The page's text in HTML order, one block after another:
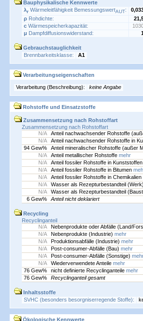
Bauphysikalische Kennwerte
λr Wärmeleitfähigkeit BemessungswertAUT:
ρ Rohdichte:
c Wärmespeicherkapazität:
μ Dampfdiffusionswiderstand:
Gebrauchstauglichkeit
Brennbarkeitsklasse:
A1
Verarbeitungseigenschaften
Verarbeitung (Beschreibung): keine Angabe
Rohstoffe und Einsatzstoffe
Zusammensetzung nach Rohstoffart
Zusammensetzung nach Rohstoffart
N/A
Anteil nachwachsender Rohstoffe
N/A
Anteil nachwachsender Rohstoffe in
94 Gew%
Anteil mineralischer Rohstoffe (außer
N/A
Anteil metallischer Rohstoffe mehr
N/A
Anteil fossiler Rohstoffe in Kunststoffen
N/A
Anteil fossiler Rohstoffe in Bitumen
N/A
Anteil fossiler Rohstoffe in Chemikalien
N/A
Wasser als Rezepturbestandteil (Werk)
N/A
Wasser als Rezepturbestandteil
6 Gew%
Anteil nicht deklariert
Recycling
Recyclinganteil
N/A
Nebenprodukte oder Abfälle (Land/
N/A
Nebenprodukte (Industrie) mehr
N/A
Produktionsabfälle (Industrie) mehr
N/A
Post-consumer-Abfälle (Bau) mehr
N/A
Post-consumer-Abfälle (Sonstige)
N/A
Wiederverwendete Anteile mehr
76 Gew%
nicht definierte Recyclinganteile mehr
76 Gew%
Recyclinganteil gesamt
Inhaltsstoffe
SVHC (besonders besorgniserregende Stoffe):
Ökologische Kennwerte